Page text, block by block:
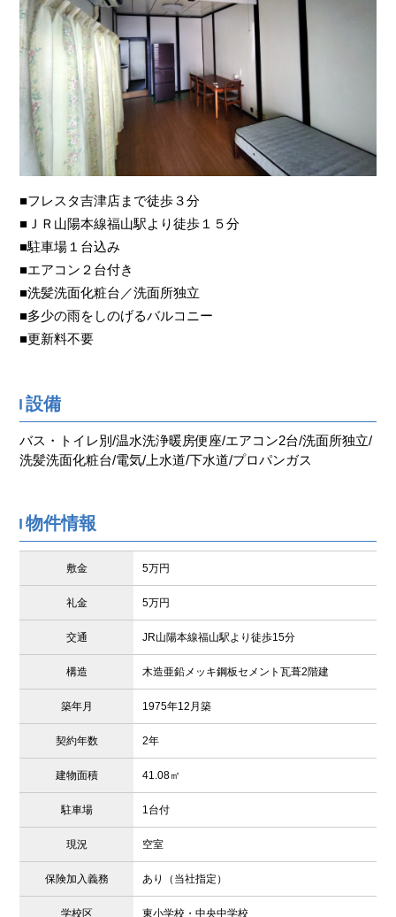
■フレスタ吉津店まで徒歩３分
■ＪＲ山陽本線福山駅より徒歩１５分
■駐車場１台込み
■エアコン２台付き
■洗髪洗面化粧台／洗面所独立
■多少の雨をしのげるバルコニー
■更新料不要
設備
バス・トイレ別/温水洗浄暖房便座/エアコン2台/洗面所独立/
洗髪洗面化粧台/電気/上水道/下水道/プロパンガス
物件情報
敷金 5万円
礼金 5万円
交通 JR山陽本線福山駅より徒歩15分
構造 木造亜鉛メッキ鋼板セメント瓦葺2階建
築年月 1975年12月築
契約年数 2年
建物面積 41.08㎡
駐車場 1台付
現況 空室
保険加入義務 あり（当社指定）
学校区 東小学校・中央中学校